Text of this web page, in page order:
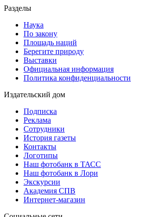
Разделы
Наука
По закону
Площадь наций
Берегите природу
Выставки
Официальная информация
Политика конфиденциальности
Издательский дом
Подписка
Реклама
Сотрудники
История газеты
Контакты
Логотипы
Наш фотобанк в ТАСС
Наш фотобанк в Лори
Экскурсии
Академия СПВ
Интернет-магазин